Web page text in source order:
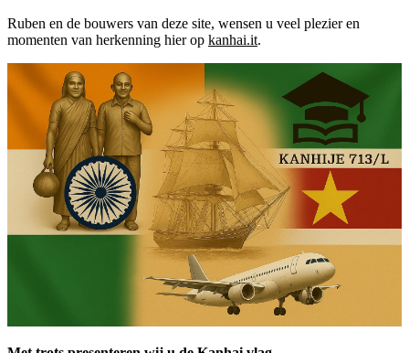
Ruben en de bouwers van deze site, wensen u veel plezier en
momenten van herkenning hier op kanhai.it.